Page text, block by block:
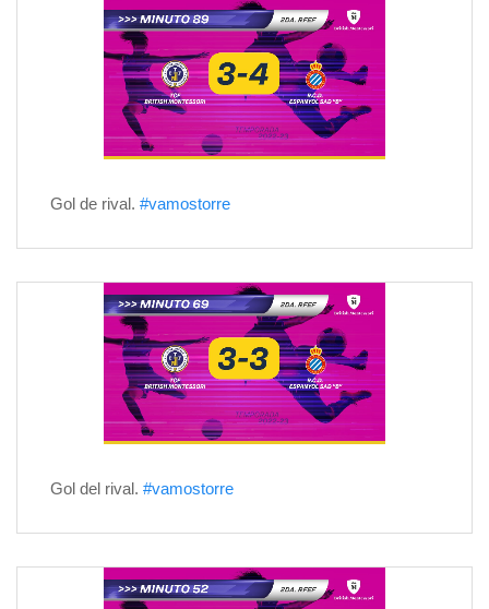
Gol de rival. #vamostorre
Gol del rival. #vamostorre